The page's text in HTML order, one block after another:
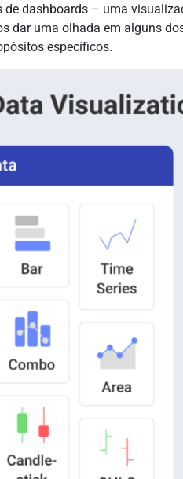
de dashboards – uma
dar uma olhada em alguns
específicos.